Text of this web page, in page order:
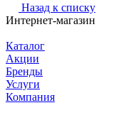
Назад к списку
Интернет-магазин
Каталог
Акции
Бренды
Услуги
Компания